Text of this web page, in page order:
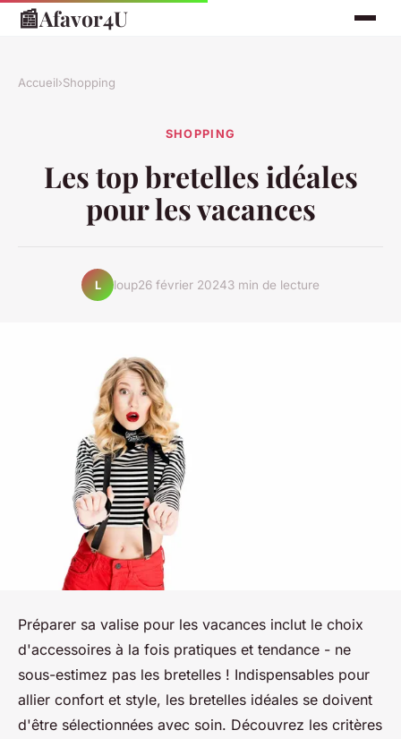
📰Afavor4U
Accueil›Shopping
SHOPPING
Les top bretelles idéales
pour les vacances
L loup26 février 20243 min de lecture
Préparer sa valise pour les vacances inclut le choix
d'accessoires à la fois pratiques et tendance - ne
sous-estimez pas les bretelles ! Indispensables pour
allier confort et style, les bretelles idéales se doivent
d'être sélectionnées avec soin. Découvrez les critères